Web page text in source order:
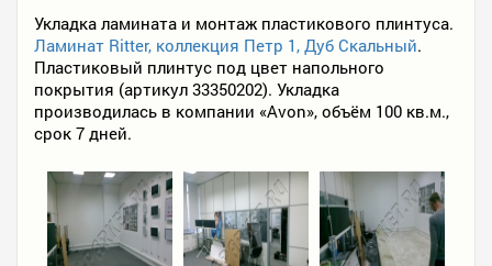
ФОТО РАБОТ
ПОЛЕЗНОЕ
Укладка ламината и монтаж пластикового плинтуса.
Ламинат Ritter, коллекция Петр 1, Дуб Скальный.
Пластиковый плинтус под цвет напольного
покрытия (артикул 33350202). Укладка
производилась в компании «Avon», объём 100 кв.м.,
срок 7 дней.